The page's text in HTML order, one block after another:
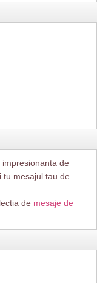
de
tu mesajul tau de
de mesaje de